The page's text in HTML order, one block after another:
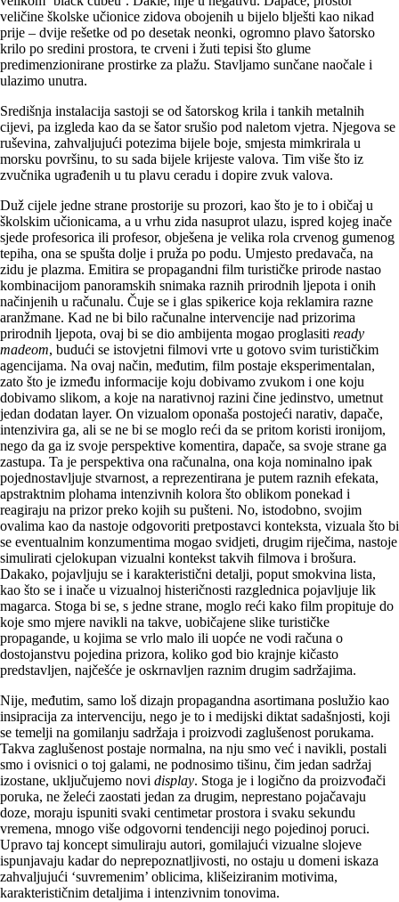
veličine školske učionice zidova obojenih u bijelo blješti kao nikad
prije – dvije rešetke od po desetak neonki, ogromno plavo šatorsko
krilo po sredini prostora, te crveni i žuti tepisi što glume
predimenzionirane prostirke za plažu. Stavljamo sunčane naočale i
ulazimo unutra.
Središnja instalacija sastoji se od šatorskog krila i tankih metalnih
cijevi, pa izgleda kao da se šator srušio pod naletom vjetra. Njegova se
ruševina, zahvaljujući potezima bijele boje, smjesta mimkrirala u
morsku površinu, to su sada bijele krijeste valova. Tim više što iz
zvučnika ugrađenih u tu plavu ceradu i dopire zvuk valova.
Duž cijele jedne strane prostorije su prozori, kao što je to i običaj u
školskim učionicama, a u vrhu zida nasuprot ulazu, ispred kojeg inače
sjede profesorica ili profesor, obješena je velika rola crvenog gumenog
tepiha, ona se spušta dolje i pruža po podu. Umjesto predavača, na
zidu je plazma. Emitira se propagandni film turističke prirode nastao
kombinacijom panoramskih snimaka raznih prirodnih ljepota i onih
načinjenih u računalu. Čuje se i glas spikerice koja reklamira razne
aranžmane. Kad ne bi bilo računalne intervencije nad prizorima
prirodnih ljepota, ovaj bi se dio ambijenta mogao proglasiti ready
madeom, budući se istovjetni filmovi vrte u gotovo svim turističkim
agencijama. Na ovaj način, međutim, film postaje eksperimentalan,
zato što je između informacije koju dobivamo zvukom i one koju
dobivamo slikom, a koje na narativnoj razini čine jedinstvo, umetnut
jedan dodatan layer. On vizualom oponaša postojeći narativ, dapače,
intenzivira ga, ali se ne bi se moglo reći da se pritom koristi ironijom,
nego da ga iz svoje perspektive komentira, dapače, sa svoje strane ga
zastupa. Ta je perspektiva ona računalna, ona koja nominalno ipak
pojednostavljuje stvarnost, a reprezentirana je putem raznih efekata,
apstraktnim plohama intenzivnih kolora što oblikom ponekad i
reagiraju na prizor preko kojih su pušteni. No, istodobno, svojim
ovalima kao da nastoje odgovoriti pretpostavci konteksta, vizuala što bi
se eventualnim konzumentima mogao svidjeti, drugim riječima, nastoje
simulirati cjelokupan vizualni kontekst takvih filmova i brošura.
Dakako, pojavljuju se i karakteristični detalji, poput smokvina lista,
kao što se i inače u vizualnoj histeričnosti razglednica pojavljuje lik
magarca. Stoga bi se, s jedne strane, moglo reći kako film propituje do
koje smo mjere navikli na takve, uobičajene slike turističke
propagande, u kojima se vrlo malo ili uopće ne vodi računa o
dostojanstvu pojedina prizora, koliko god bio krajnje kičasto
predstavljen, najčešće je oskrnavljen raznim drugim sadržajima.
Nije, međutim, samo loš dizajn propagandna asortimana poslužio kao
insipracija za intervenciju, nego je to i medijski diktat sadašnjosti, koji
se temelji na gomilanju sadržaja i proizvodi zaglušenost porukama.
Takva zaglušenost postaje normalna, na nju smo već i navikli, postali
smo i ovisnici o toj galami, ne podnosimo tišinu, čim jedan sadržaj
izostane, uključujemo novi display. Stoga je i logično da proizvođači
poruka, ne želeći zaostati jedan za drugim, neprestano pojačavaju
doze, moraju ispuniti svaki centimetar prostora i svaku sekundu
vremena, mnogo više odgovorni tendenciji nego pojedinoj poruci.
Upravo taj koncept simuliraju autori, gomilajući vizualne slojeve
ispunjavaju kadar do neprepoznatljivosti, no ostaju u domeni iskaza
zahvaljujući ‘suvremenim’ oblicima, klišeiziranim motivima,
karakterističnim detaljima i intenzivnim tonovima.